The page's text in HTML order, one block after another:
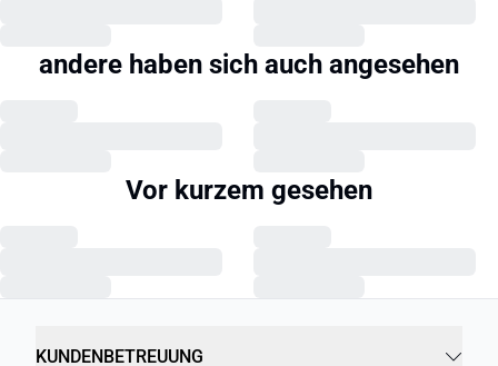
andere haben sich auch angesehen
Vor kurzem gesehen
KUNDENBETREUUNG